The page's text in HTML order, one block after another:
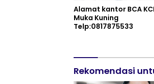
Alamat kantor BCA
Muka Kuning
Telp:0817875533
Rekomendasi